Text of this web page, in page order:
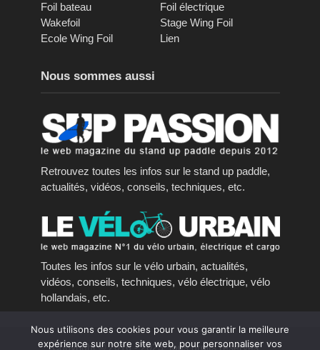
Foil bateau
Foil électrique
Wakefoil
Stage Wing Foil
Ecole Wing Foil
Lien
Nous sommes aussi
Retrouvez toutes les infos sur le stand up paddle,
actualités, vidéos, conseils, techniques, etc.
Toutes les infos sur le vélo urbain, actualités,
vidéos, conseils, techniques, vélo électrique, vélo
hollandais, etc.
Copyright © 2016 - 2023, tous droits réservés.
Nous utilisons des cookies pour vous garantir la meilleure
expérience sur notre site web, pour personnaliser vos